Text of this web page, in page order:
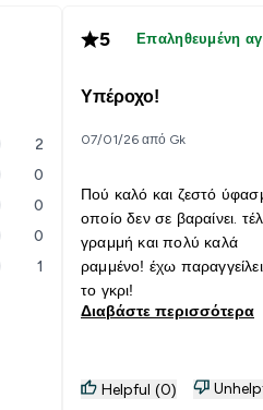
2
0
0
0
1
5 Επαληθευμένη
Υπέροχο!
07/01/26 από Gk
Πού καλό και ζεστό
οποίο δεν σε βαραίνει.
γραμμή και πολύ καλά
ραμμένο! έχω παραγγείλει
το γκρι!
Διαβάστε περισσότερα
Helpful (0)